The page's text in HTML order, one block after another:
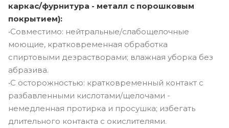
каркас/фурнитура - металл с порошковым
покрытием):
•Совместимо: нейтральные/слабощелочные
моющие, кратковременная обработка
спиртовыми дезрастворами; влажная уборка без
абразива.
•С осторожностью: кратковременный контакт с
разбавленными кислотами/щелочами -
немедленная протирка и просушка; избегать
длительного контакта с окислителями.